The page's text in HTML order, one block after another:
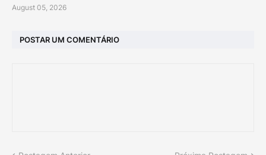
August 05, 2026
POSTAR UM COMENTÁRIO